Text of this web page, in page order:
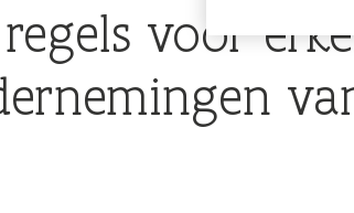
voor